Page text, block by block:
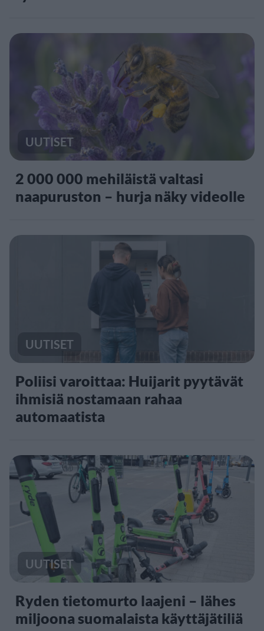
UUTISET
2 000 000 mehiläistä valtasi
naapuruston – hurja näky videolle
UUTISET
Poliisi varoittaa: Huijarit pyytävät
ihmisiä nostamaan rahaa
automaatista
UUTISET
Ryden tietomurto laajeni – lähes
miljoona suomalaista käyttäjätiliä